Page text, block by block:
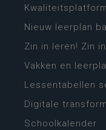
Nieuw leerplan
Zin in leren! Zin
Vakken en
Lessentabellen
Digitale
Schoolkalender